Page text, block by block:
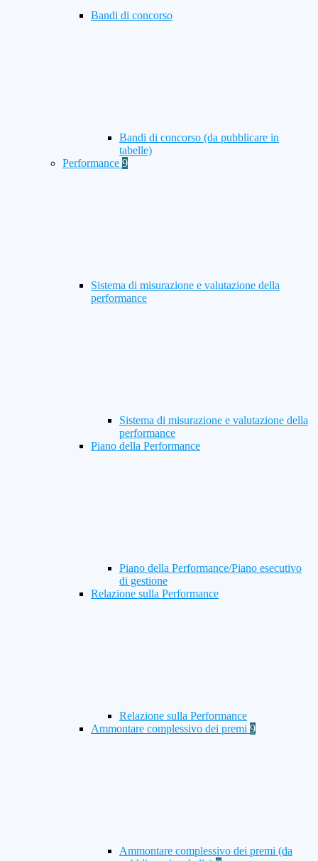
Bandi di concorso
Bandi di concorso (da pubblicare in
tabelle)
Performance 9
Sistema di misurazione e valutazione della
performance
Sistema di misurazione e valutazione della
performance
Piano della Performance
Piano della Performance/Piano esecutivo
di gestione
Relazione sulla Performance
Relazione sulla Performance
Ammontare complessivo dei premi 9
Ammontare complessivo dei premi (da